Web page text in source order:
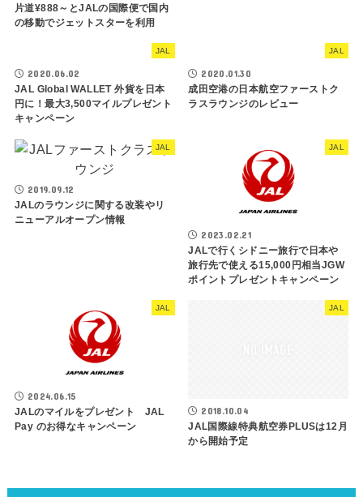
片道¥888～とJALの国際便で国内
の移動でジェットスターを利用
JAL
2020.06.02
JAL Global WALLET 外貨を日本
円に！最大3,500マイルプレゼント
キャンペーン
JAL
2020.01.30
成田空港の日本航空ファーストク
ラスラウンジのレビュー
JAL
2019.09.12
JALのラウンジに関する改装やリ
ニューアルオープン情報
JAL
2023.02.21
JALで行くシドニー旅行で日本や
旅行先で使える15,000円相当JGW
ポイントプレゼントキャンペーン
JAL
2024.06.15
JALのマイルをプレゼント JAL
Pay のお得なキャンペーン
JAL
2018.10.04
JAL国際線特典航空券PLUSは12月
から開始予定